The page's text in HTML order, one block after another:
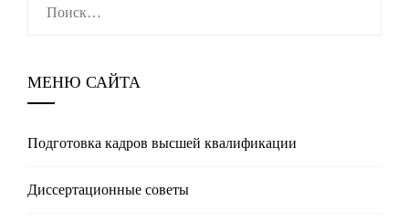
МЕНЮ САЙТА
Подготовка кадров высшей квалификации
Диссертационные советы